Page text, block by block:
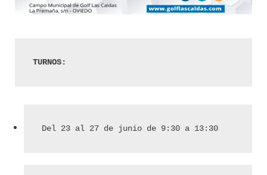
TURNOS:
Del 23 al 27 de junio de 9:30 a 13:30